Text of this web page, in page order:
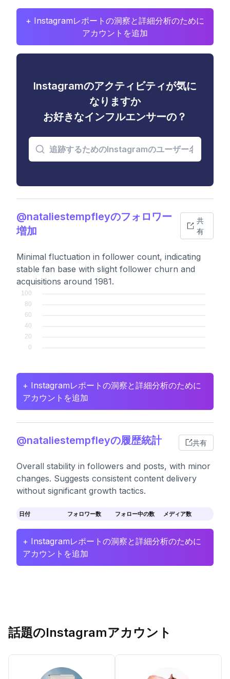
+ Instagramレポートの洞察と詳細分析のために
アカウントを追加
Instagramのアクティビティが気に
なりますか
お好きなインフルエンサーの？
@nataliestempfleyのフォロワー
増加
共
有
Minimal fluctuation in follower count, indicating
stable fan base with slight follower churn and
acquisitions around 1981.
+ Instagramレポートの洞察と詳細分析のために
アカウントを追加
@nataliestempfleyの履歴統計 共有
Overall stability in followers and posts, with minor
changes. Suggests consistent content delivery
without significant growth tactics.
日付 フォロワー数 フォロー中の数 メディア数
+ Instagramレポートの洞察と詳細分析のために
アカウントを追加
話題のInstagramアカウント